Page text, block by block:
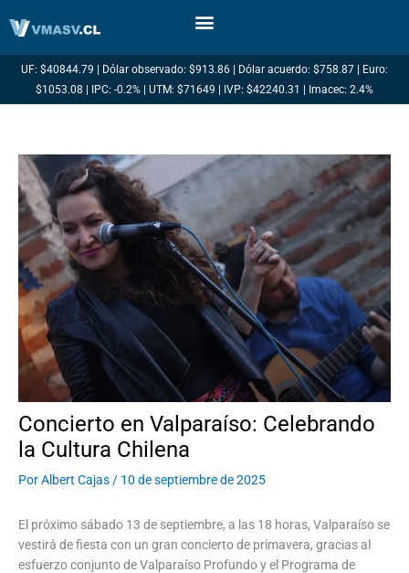
UF: $40844.79 | Dólar observado: $913.86 | Dólar acuerdo: $758.87 | Euro:
$1053.08 | IPC: -0.2% | UTM: $71649 | IVP: $42240.31 | Imacec: 2.4%
Concierto en Valparaíso: Celebrando
la Cultura Chilena
PorAlbert Cajas / 10 de septiembre de 2025
El próximo sábado 13 de septiembre, a las 18 horas, Valparaíso se
vestirá de fiesta con un gran concierto de primavera, gracias al
esfuerzo conjunto de Valparaíso Profundo y el Programa de